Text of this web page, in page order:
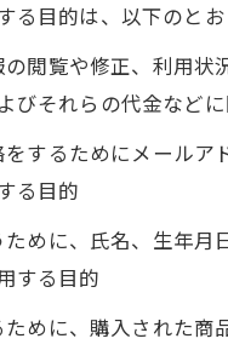
目的は、以下のとお
閲覧や修正、利用
びそれらの代金など
するためにメール
る目的
めに、氏名、生年
する目的
めに、購入された